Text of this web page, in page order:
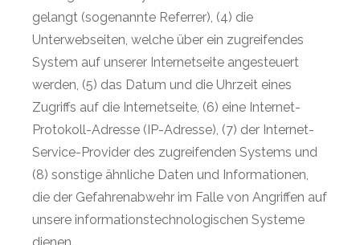
gelangt (sogenannte Referrer), (4) die
Unterwebseiten, welche über ein zugreifendes
System auf unserer Internetseite angesteuert
werden, (5) das Datum und die Uhrzeit eines
Zugriffs auf die Internetseite, (6) eine Internet-
Protokoll-Adresse (IP-Adresse), (7) der Internet-
Service-Provider des zugreifenden Systems und
(8) sonstige ähnliche Daten und Informationen,
die der Gefahrenabwehr im Falle von Angriffen auf
unsere informationstechnologischen Systeme